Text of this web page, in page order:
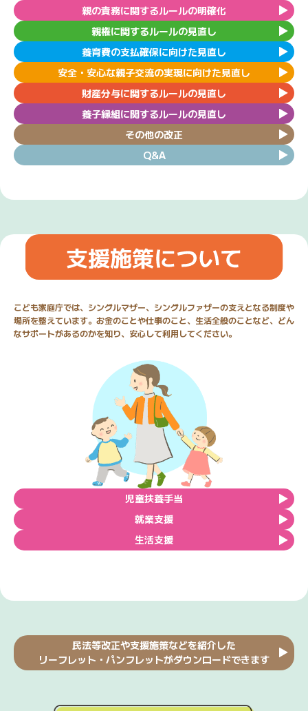
親の責務に関するルールの明確化
親権に関するルールの見直し
養育費の支払確保に向けた見直し
安全・安心な親子交流の実現に向けた見直し
財産分与に関するルールの見直し
養子縁組に関するルールの見直し
その他の改正
Q&A
こども家庭庁では、シングルマザー、シングルファザーの支えとなる制度や
場所を整えています。お金のことや仕事のこと、生活全般のことなど、どん
なサポートがあるのかを知り、安心して利用してください。
児童扶養手当
就業支援
生活支援
民法等改正や支援施策などを紹介した
リーフレット・パンフレットがダウンロードできます